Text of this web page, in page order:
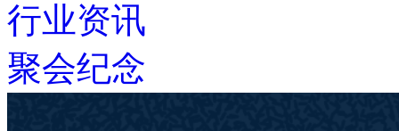
行业资讯
聚会纪念